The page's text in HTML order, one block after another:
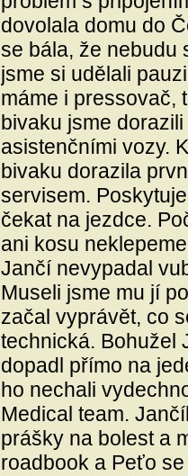
dovolala domu do
se bála, že nebudu
jsme si udělali
máme i pressovač,
bivaku jsme
asistenčními vozy.
bivaku dorazila
servisem.
čekat na jezdce.
ani kosu
Jančí nevypadal
Museli jsme mu jí
začal vyprávět, co
technická. Bohužel
dopadl přímo na
ho nechali
Medical team.
prášky na bolest a
roadbook a Peťo